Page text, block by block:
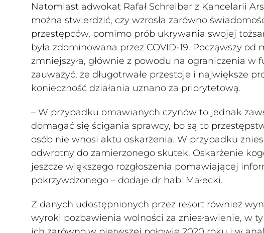
Natomiast adwokat Rafał Schreiber z Kancelarii
można stwierdzić, czy wzrosła zarówno
przestępców, pomimo prób ukrywania swojej
była zdominowana przez COVID-19. Począwszy
zmniejszyła, głównie z powodu na ograniczenia
zauważyć, że długotrwałe przestoje i największe
konieczność działania uznano za priorytetową.
– W przypadku omawianych czynów to jednak
domagać się ścigania sprawcy, bo są to
osób nie wnosi aktu oskarżenia. W przypadku
odwrotny do zamierzonego skutek. Oskarżenie
jeszcze większego rozgłoszenia pomawiającej
pokrzywdzonego – dodaje dr hab. Małecki.
Z danych udostępnionych przez resort również
wyroki pozbawienia wolności za zniesławienie, w